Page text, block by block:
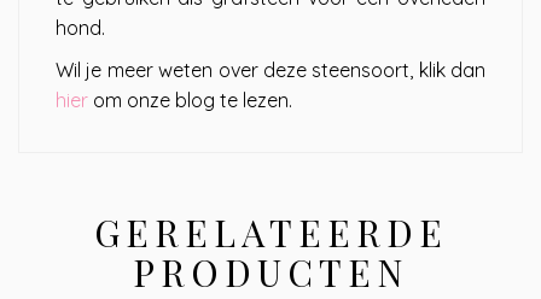
hond.
Wil je meer weten over deze steensoort, klik dan
hier om onze blog te lezen.
GERELATEERDE
PRODUCTEN